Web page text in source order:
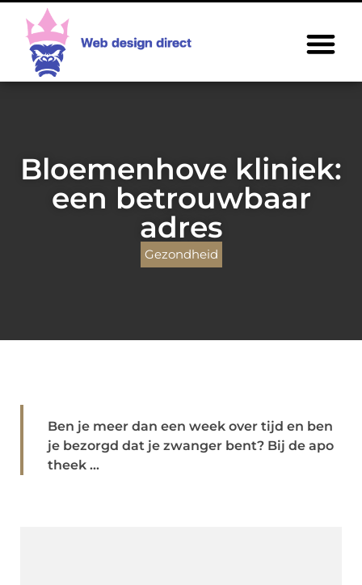
Bloemenhove kliniek:
een betrouwbaar
adres
Gezondheid
Ben je meer dan een week over tijd en ben
je bezorgd dat je zwanger bent? Bij de apo
theek ...